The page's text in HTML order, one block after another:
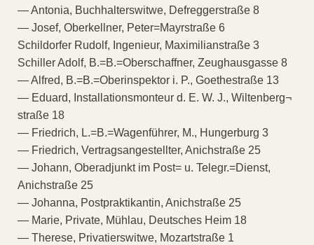
— Antonia, Buchhalterswitwe, Defreggerstraße 8
— Josef, Oberkellner, Peter=Mayrstraße 6
Schildorfer Rudolf, Ingenieur, Maximilianstraße 3
Schiller Adolf, B.=B.=Oberschaffner, Zeughausgasse 8
— Alfred, B.=B.=Oberinspektor i. P., Goethestraße 13
— Eduard, Installationsmonteur d. E. W. J., Wiltenberg¬
straße 18
— Friedrich, L.=B.=Wagenführer, M., Hungerburg 3
— Friedrich, Vertragsangestellter, Anichstraße 25
— Johann, Oberadjunkt im Post= u. Telegr.=Dienst,
Anichstraße 25
— Johanna, Postpraktikantin, Anichstraße 25
— Marie, Private, Mühlau, Deutsches Heim 18
— Therese, Privatierswitwe, Mozartstraße 1